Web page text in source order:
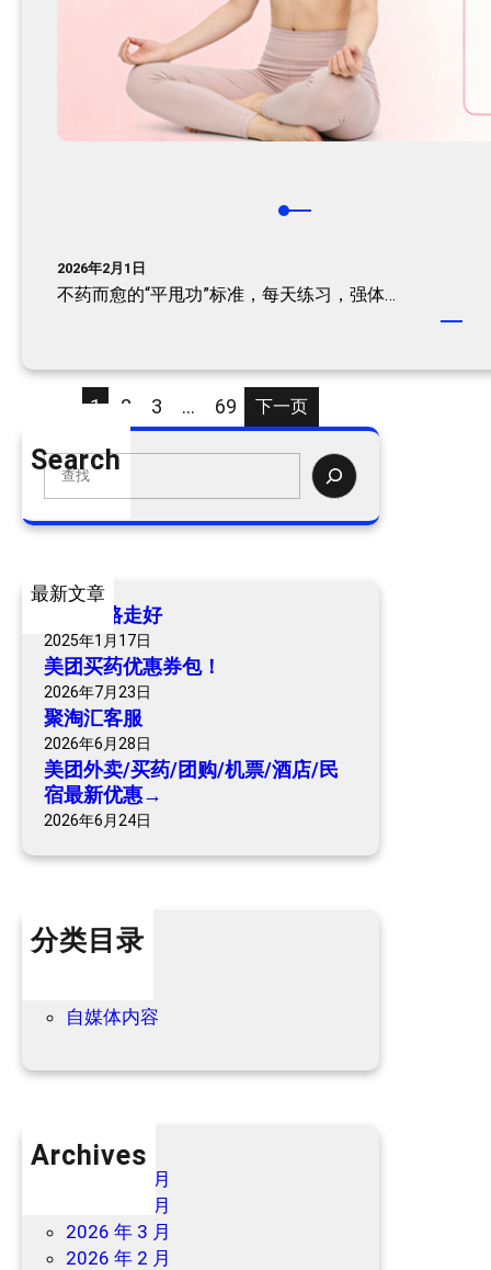
2026年2月1日
不药而愈的“平甩功”标准，每天练习，强体…
1 2 3 … 69 下一页
Search
S
a
h
最新文章
爷爷一路走好
2025年1月17日
美团买药优惠券包！
2026年7月23日
聚淘汇客服
2026年6月28日
美团外卖/买药/团购/机票/酒店/民
宿最新优惠→
2026年6月24日
分类目录
自媒体内容
Archives
2026 年 7 月
2026 年 6 月
2026 年 3 月
2026 年 2 月